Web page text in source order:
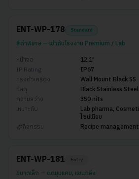
ENT-WP-178 Standard
สีดำพิเศษ — เข้ากับโรงงาน Premium / Lab
หน้าจอ
12.1"
IP Rating
IP67
ทรงตัวเครื่อง
Wall Mount Black SS
วัสดุ
Black Stainless Steel
ความสว่าง
350 nits
เหมาะกับ
Lab pharma,
ไซน์เนียบ
กิจกรรม
Recipe
ENT-WP-181 Entry
ขนาดเล็ก — ติดมุมแคบ, แขนกลึง